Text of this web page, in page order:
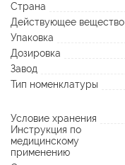
Страна
Действующее вещество
Упаковка
Дозировка
Завод
Тип номенклатуры
Условие хранения
Инструкция по
медицинскому
применению